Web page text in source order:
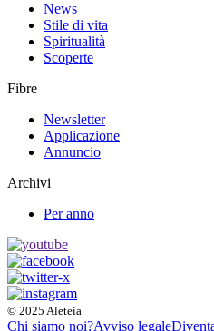
News
Stile di vita
Spiritualità
Scoperte
Fibre
Newsletter
Applicazione
Annuncio
Archivi
Per anno
© 2025 Aleteia
Chi siamo noi?Avviso legale